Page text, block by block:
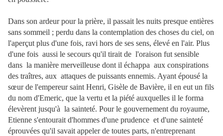
Dans son ardeur pour la prière, il passait les nuits presque entières
sans sommeil ; perdu dans la contemplation des choses du ciel, on
l'aperçut plus d'une fois, ravi hors de ses sens, élevé en l'air. Plus
d'une fois aussi le secours qu'il tirait de l'oraison fut sensible
dans la manière merveilleuse dont il échappa aux conspirations
des traîtres, aux attaques de puissants ennemis. Ayant épousé la
sœur de l'empereur saint Henri, Gisèle de Bavière, il en eut un fils
du nom d'Emeric, que la vertu et la piété auxquelles il le forma
élevèrent jusqu'à la sainteté. Pour le gouvernement du royaume,
Etienne s'entourait d'hommes d'une prudence et d'une sainteté
éprouvées qu'il savait appeler de toutes parts, n'entreprenant